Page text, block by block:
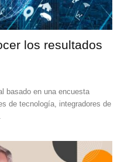
los resultados
basado en una encuesta
de tecnología, integradores de